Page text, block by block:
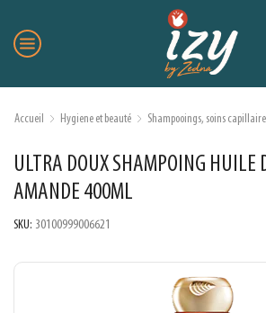
Accueil Hygiene et beauté Shampooings, soins
ULTRA DOUX SHAMPOING HUILE
AMANDE 400ML
SKU: 30100999006621